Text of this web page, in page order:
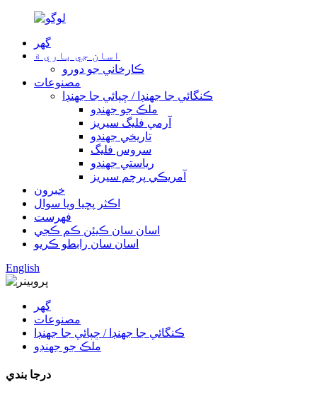
گھر
اسان جي باري ۾
ڪارخاني جو دورو
مصنوعات
ڪنگائي جا جهنڊا / ڇپائي جا جهنڊا
ملڪ جو جهنڊو
آرمي فليگ سيريز
تاريخي جهنڊو
سروس فليگ
رياستي جهنڊو
آمريڪي پرچم سيريز
خبرون
اڪثر پڇيا ويا سوال
فهرست
اسان سان ڪيئن ڪم ڪجي
اسان سان رابطو ڪريو
English
گھر
مصنوعات
ڪنگائي جا جهنڊا / ڇپائي جا جهنڊا
ملڪ جو جهنڊو
درجا بندي